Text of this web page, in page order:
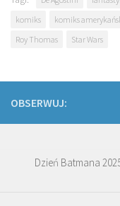
komiks
komiks
Roy Thomas
Star Wars
OBSERWUJ:
Dzień Batmana